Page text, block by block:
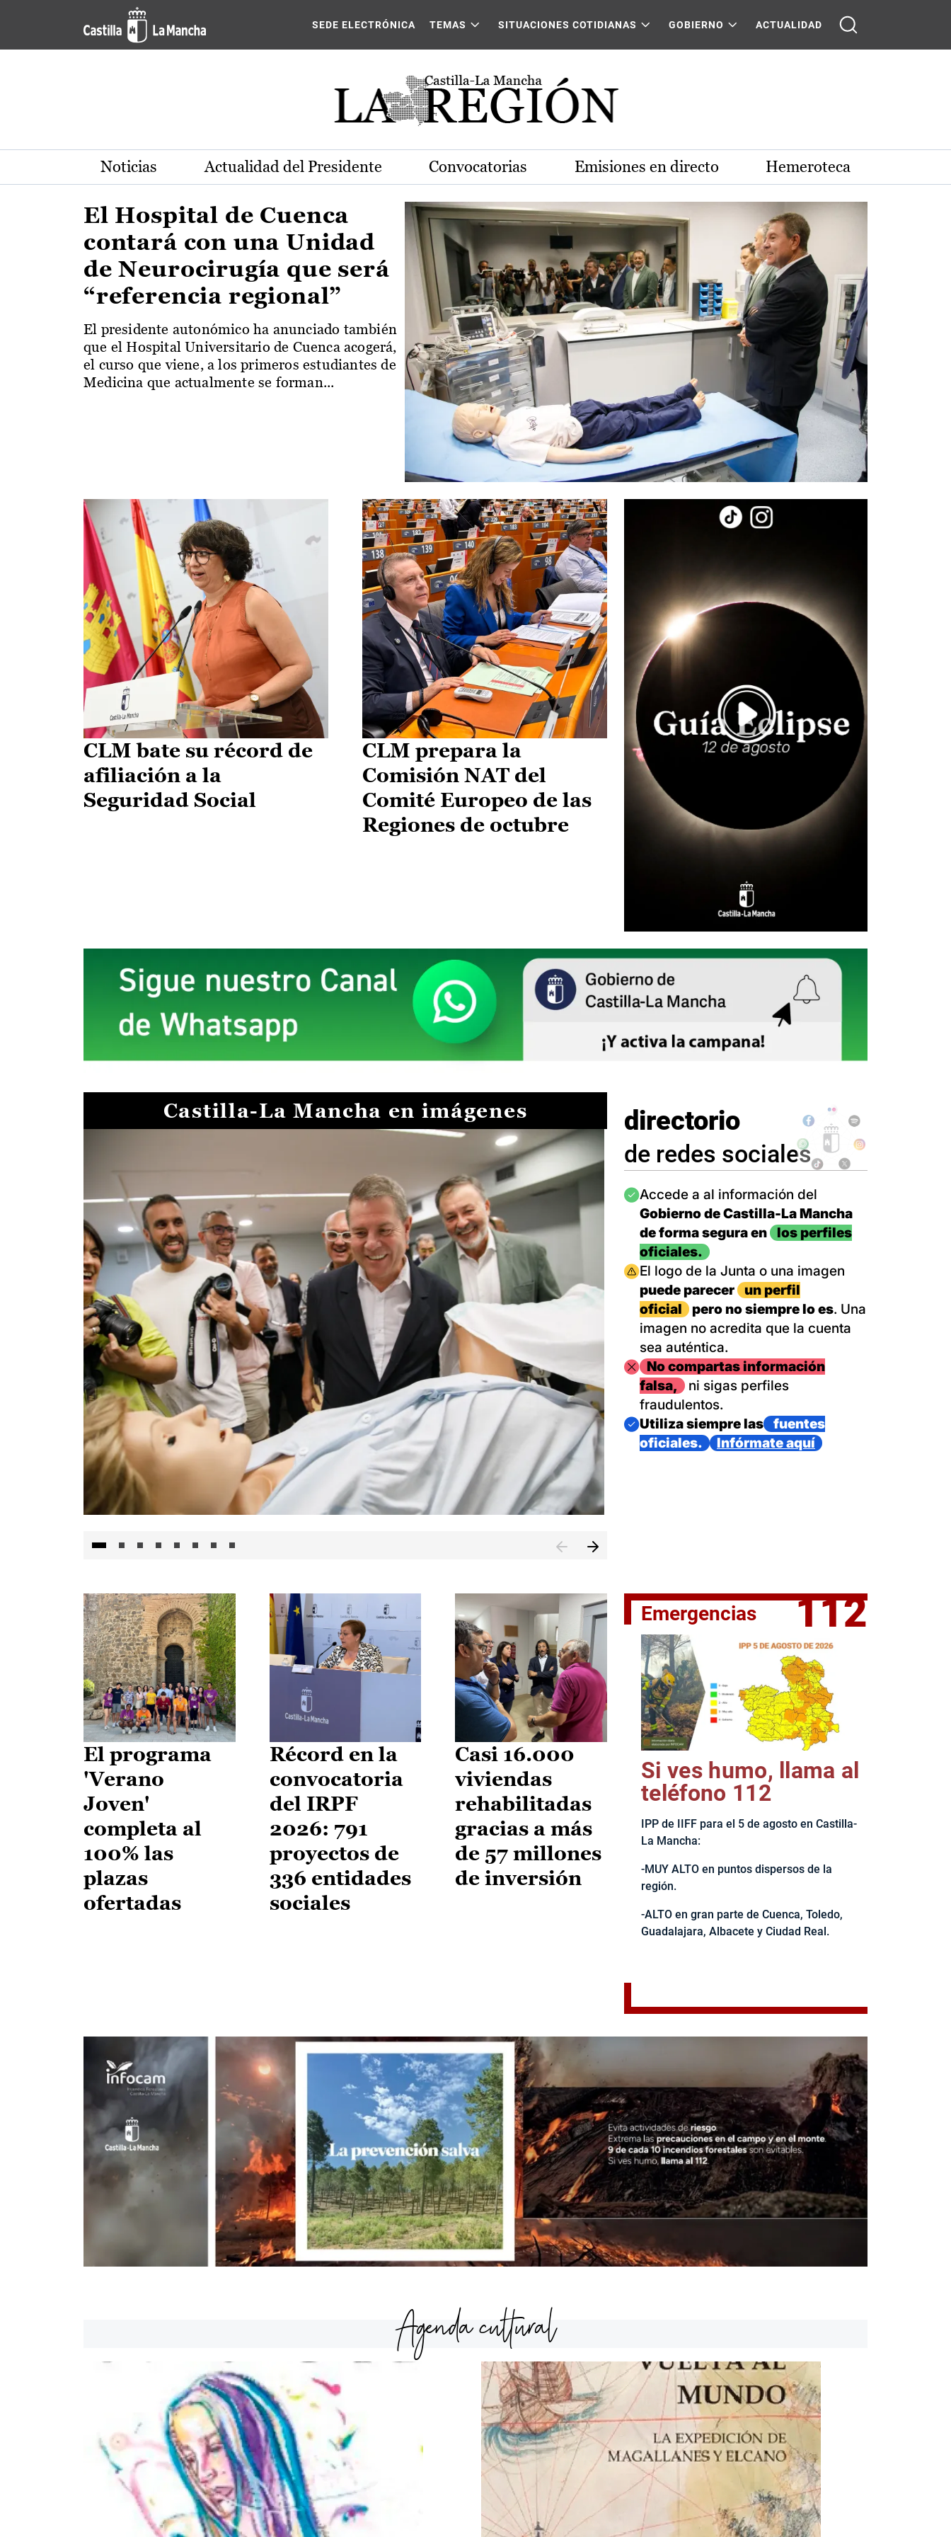
Pasar al contenido principal
Actualidad de la región de Castilla-La Mancha
SEDE ELECTRÓNICA TEMAS SITUACIONES COTIDIANAS GOBIERNO ACTUALIDAD
Noticias Actualidad del Presidente Convocatorias Emisiones en directo Hemeroteca
El Hospital de Cuenca
contará con una Unidad
de Neurocirugía que será
“referencia regional”
El presidente autonómico ha anunciado también
que el Hospital Universitario de Cuenca acogerá,
el curso que viene, a los primeros estudiantes de
Medicina que actualmente se forman...
CLM bate su récord de
afiliación a la
Seguridad Social
CLM prepara la
Comisión NAT del
Comité Europeo de las
Regiones de octubre
Castilla-La Mancha en imágenes
El jefe del Ejecutivo castellanomanchego, Emiliano García-
directorio
de redes sociales
Imagen
Accede a al información del
Gobierno de Castilla-La Mancha
de forma segura en
los perfiles
oficiales.
Imagen
El logo de la Junta o una imagen
puede parecer
un perfil
oficial
pero no siempre lo es. Una
imagen no acredita que la cuenta
sea auténtica.
ImagenNo compartas información
falsa,
ni sigas perfiles
fraudulentos.
Imagen
Utiliza siempre las
fuentes
oficiales.
Infórmate aquí
El programa
'Verano
Joven'
completa al
100% las
plazas
ofertadas
Récord en la
convocatoria
del IRPF
2026: 791
proyectos de
336 entidades
sociales
Casi 16.000
viviendas
rehabilitadas
gracias a más
de 57 millones
de inversión
Emergencias 112
Si ves humo, llama al
teléfono 112
IPP de IIFF para el 5 de agosto en Castilla-
La Mancha:
-MUY ALTO en puntos dispersos de la
región.
-ALTO en gran parte de Cuenca, Toledo,
Guadalajara, Albacete y Ciudad Real.
Agenda cultural